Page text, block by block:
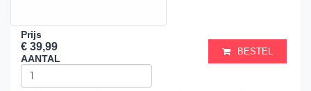
Prijs
€ 39,99
AANTAL
BESTEL